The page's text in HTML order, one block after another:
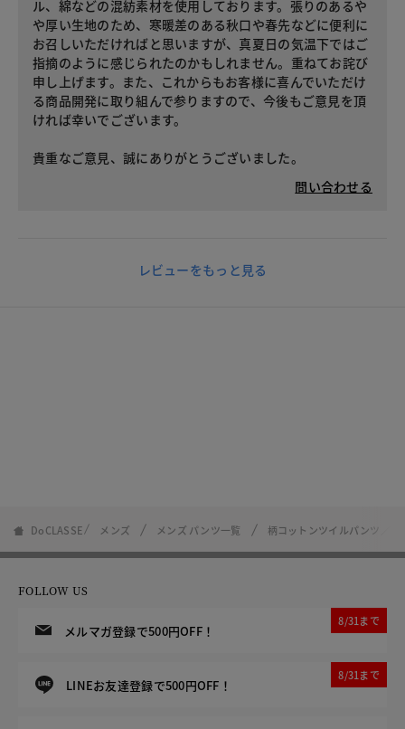
ル、綿などの混紡素材を使用しております。張りのあるや
や厚い生地のため、寒暖差のある秋口や春先などに便利に
お召しいただければと思いますが、真夏日の気温下ではご
指摘のように感じられたのかもしれません。重ねてお詫び
申し上げます。また、これからもお客様に喜んでいただけ
る商品開発に取り組んで参りますので、今後もご意見を頂
ければ幸いでございます。
貴重なご意見、誠にありがとうございました。
問い合わせる
レビューをもっと見る
DoCLASSE メンズ メンズ パンツ一覧 柄コットンツイルパンツ／ノ
FOLLOW US
メルマガ登録で500円OFF！
8/31まで
LINEお友達登録で500円OFF！
8/31まで